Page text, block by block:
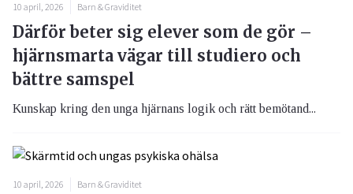
10 april, 2026 Barn & Graviditet
Därför beter sig elever som de gör –
hjärnsmarta vägar till studiero och
bättre samspel
Kunskap kring den unga hjärnans logik och rätt bemötand...
10 april, 2026 Barn & Graviditet